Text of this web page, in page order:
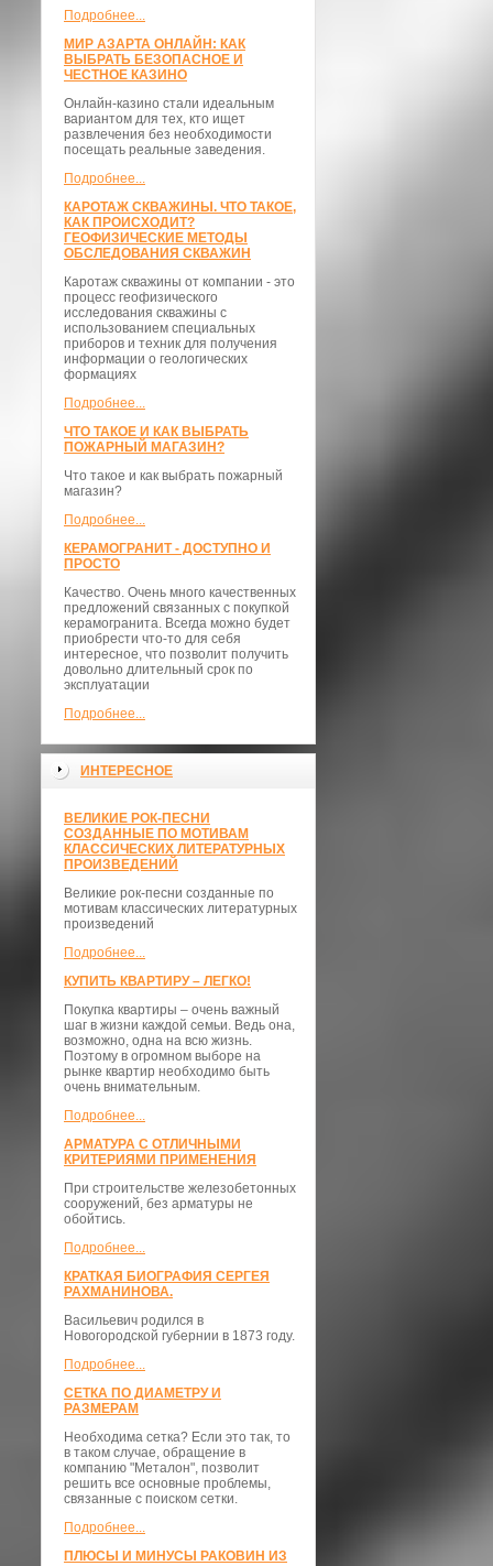
Подробнее...
МИР АЗАРТА ОНЛАЙН: КАК
ВЫБРАТЬ БЕЗОПАСНОЕ И
ЧЕСТНОЕ КАЗИНО
Онлайн-казино стали идеальным
вариантом для тех, кто ищет
развлечения без необходимости
посещать реальные заведения.
Подробнее...
КАРОТАЖ СКВАЖИНЫ. ЧТО ТАКОЕ,
КАК ПРОИСХОДИТ?
ГЕОФИЗИЧЕСКИЕ МЕТОДЫ
ОБСЛЕДОВАНИЯ СКВАЖИН
Каротаж скважины от компании - это
процесс геофизического
исследования скважины с
использованием специальных
приборов и техник для получения
информации о геологических
формациях
Подробнее...
ЧТО ТАКОЕ И КАК ВЫБРАТЬ
ПОЖАРНЫЙ МАГАЗИН?
Что такое и как выбрать пожарный
магазин?
Подробнее...
КЕРАМОГРАНИТ - ДОСТУПНО И
ПРОСТО
Качество. Очень много качественных
предложений связанных с покупкой
керамогранита. Всегда можно будет
приобрести что-то для себя
интересное, что позволит получить
довольно длительный срок по
эксплуатации
Подробнее...
ИНТЕРЕСНОЕ
ВЕЛИКИЕ РОК-ПЕСНИ
СОЗДАННЫЕ ПО МОТИВАМ
КЛАССИЧЕСКИХ ЛИТЕРАТУРНЫХ
ПРОИЗВЕДЕНИЙ
Великие рок-песни созданные по
мотивам классических литературных
произведений
Подробнее...
КУПИТЬ КВАРТИРУ – ЛЕГКО!
Покупка квартиры – очень важный
шаг в жизни каждой семьи. Ведь она,
возможно, одна на всю жизнь.
Поэтому в огромном выборе на
рынке квартир необходимо быть
очень внимательным.
Подробнее...
АРМАТУРА С ОТЛИЧНЫМИ
КРИТЕРИЯМИ ПРИМЕНЕНИЯ
При строительстве железобетонных
сооружений, без арматуры не
обойтись.
Подробнее...
КРАТКАЯ БИОГРАФИЯ СЕРГЕЯ
РАХМАНИНОВА.
Васильевич родился в
Новогородской губернии в 1873 году.
Подробнее...
СЕТКА ПО ДИАМЕТРУ И
РАЗМЕРАМ
Необходима сетка? Если это так, то
в таком случае, обращение в
компанию "Металон", позволит
решить все основные проблемы,
связанные с поиском сетки.
Подробнее...
ПЛЮСЫ И МИНУСЫ РАКОВИН ИЗ